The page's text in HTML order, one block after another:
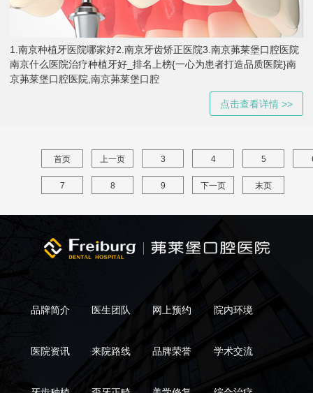
1.南京种植牙医院哪家好2.南京牙齿矫正医院3.南京茀莱堡口腔医院
南京什么医院治疗种植牙好_排名上榜{一心为患者打造品质医院}南
京茀莱堡口腔医院,南京茀莱堡口腔
点击查看详情 >>
首页 上一页 3 4 5
7 8 9 下一页 末页
品牌简介 医生团队 网上预约 院内环境
医院资讯 来院路线 品牌荣誉 学术交流